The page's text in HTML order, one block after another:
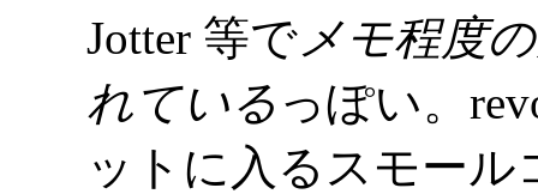
Jotter 等でメモ程度
れている っぽい。
ットに入るスモー